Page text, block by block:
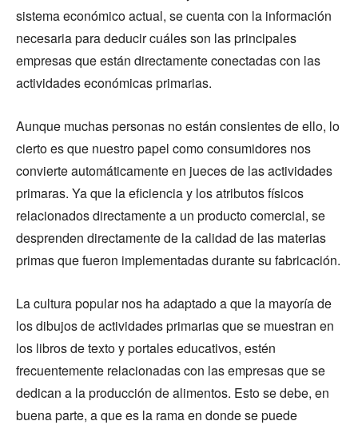
sistema económico actual, se cuenta con la información
necesaria para deducir cuáles son las principales
empresas que están directamente conectadas con las
actividades económicas primarias.
Aunque muchas personas no están consientes de ello, lo
cierto es que nuestro papel como consumidores nos
convierte automáticamente en jueces de las actividades
primaras. Ya que la eficiencia y los atributos físicos
relacionados directamente a un producto comercial, se
desprenden directamente de la calidad de las materias
primas que fueron implementadas durante su fabricación.
La cultura popular nos ha adaptado a que la mayoría de
los dibujos de actividades primarias que se muestran en
los libros de texto y portales educativos, estén
frecuentemente relacionadas con las empresas que se
dedican a la producción de alimentos. Esto se debe, en
buena parte, a que es la rama en donde se puede